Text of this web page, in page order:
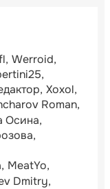
Werroid
Xoxol
Roman
Осина
MeatYo
Dmitry